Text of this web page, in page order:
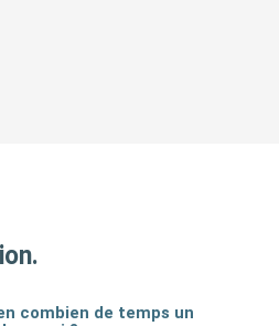
combien de temps un